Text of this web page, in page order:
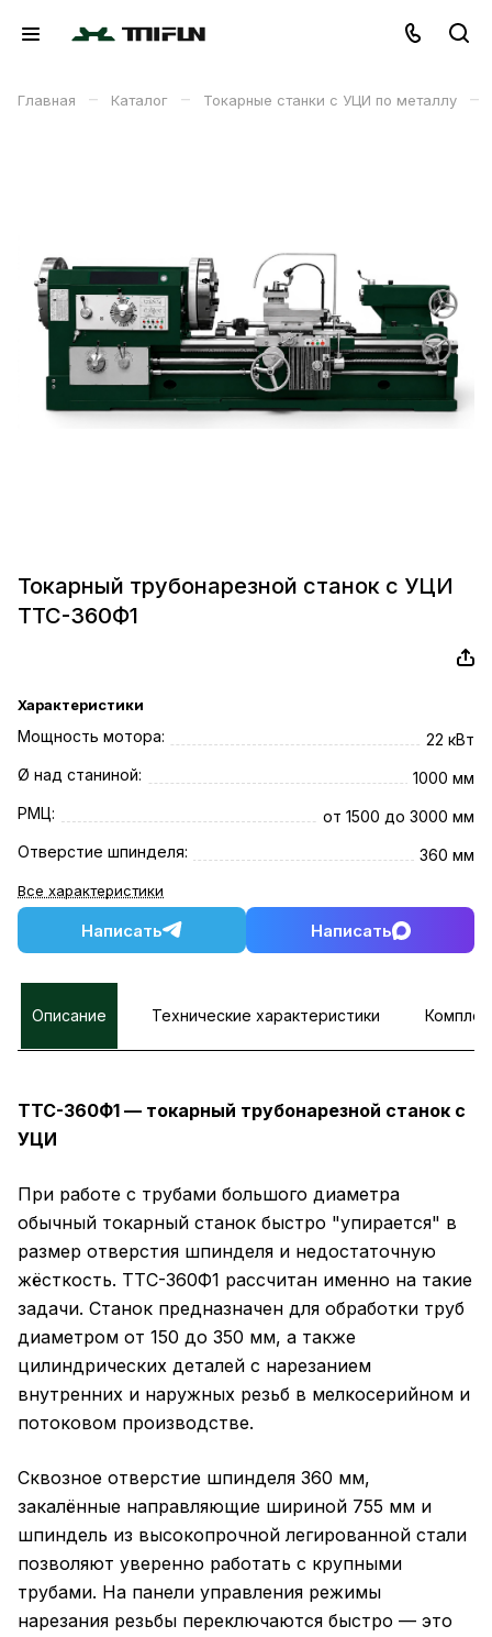
Главная – Каталог – Токарные станки с УЦИ по металлу –
Токарный трубонарезной станок с УЦИ
ТТС-360Ф1
Характеристики
Мощность мотора:
22 кВт
Ø над станиной:
1000 мм
РМЦ:
от 1500 до 3000 мм
Отверстие шпинделя:
360 мм
Все характеристики
Написать Написать
Описание Технические характеристики
ТТС-360Ф1 — токарный трубонарезной станок с
УЦИ
При работе с трубами большого диаметра
обычный токарный станок быстро "упирается" в
размер отверстия шпинделя и недостаточную
жёсткость. ТТС-360Ф1 рассчитан именно на такие
задачи. Станок предназначен для обработки труб
диаметром от 150 до 350 мм, а также
цилиндрических деталей с нарезанием
внутренних и наружных резьб в мелкосерийном и
потоковом производстве.
Сквозное отверстие шпинделя 360 мм,
закалённые направляющие шириной 755 мм и
шпиндель из высокопрочной легированной стали
позволяют уверенно работать с крупными
трубами. На панели управления режимы
нарезания резьбы переключаются быстро — это